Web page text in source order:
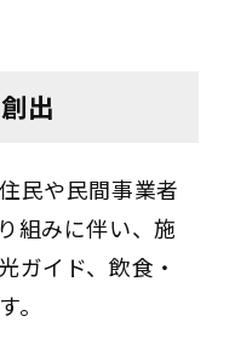
出
民や民間事業者
組みに伴い、施
ガイド、飲食・
。